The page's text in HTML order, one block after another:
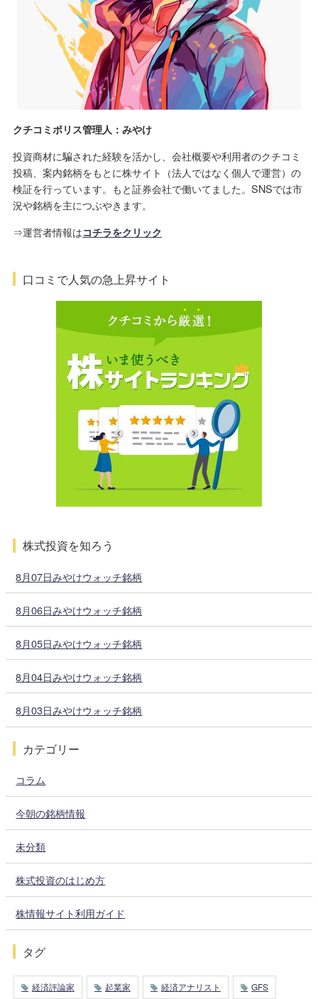
クチコミポリス管理人：みやけ
投資商材に騙された経験を活かし、会社概要や利用者のクチコミ
投稿、案内銘柄をもとに株サイト（法人ではなく個人で運営）の
検証を行っています。もと証券会社で働いてました。SNSでは市
況や銘柄を主につぶやきます。
⇒運営者情報はコチラをクリック
口コミで人気の急上昇サイト
株式投資を知ろう
8月07日みやけウォッチ銘柄
8月06日みやけウォッチ銘柄
8月05日みやけウォッチ銘柄
8月04日みやけウォッチ銘柄
8月03日みやけウォッチ銘柄
カテゴリー
コラム
今朝の銘柄情報
未分類
株式投資のはじめ方
株情報サイト利用ガイド
タグ
経済評論家 起業家 経済アナリスト GFS